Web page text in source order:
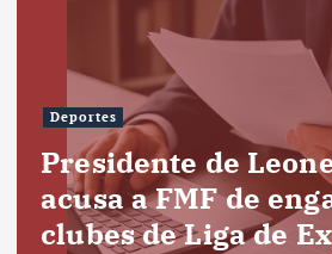
Deportes
Presidente de
acusa a FMF de
clubes de Liga de